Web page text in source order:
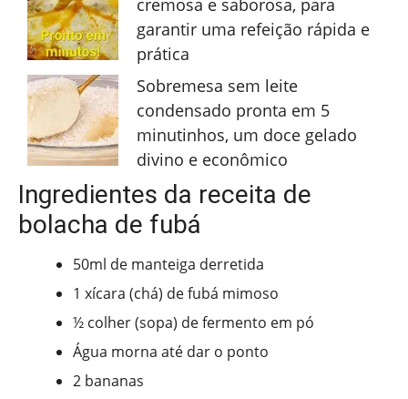
cremosa e saborosa, para
garantir uma refeição rápida e
prática
Sobremesa sem leite
condensado pronta em 5
minutinhos, um doce gelado
divino e econômico
Ingredientes da receita de
bolacha de fubá
50ml de manteiga derretida
1 xícara (chá) de fubá mimoso
½ colher (sopa) de fermento em pó
Água morna até dar o ponto
2 bananas